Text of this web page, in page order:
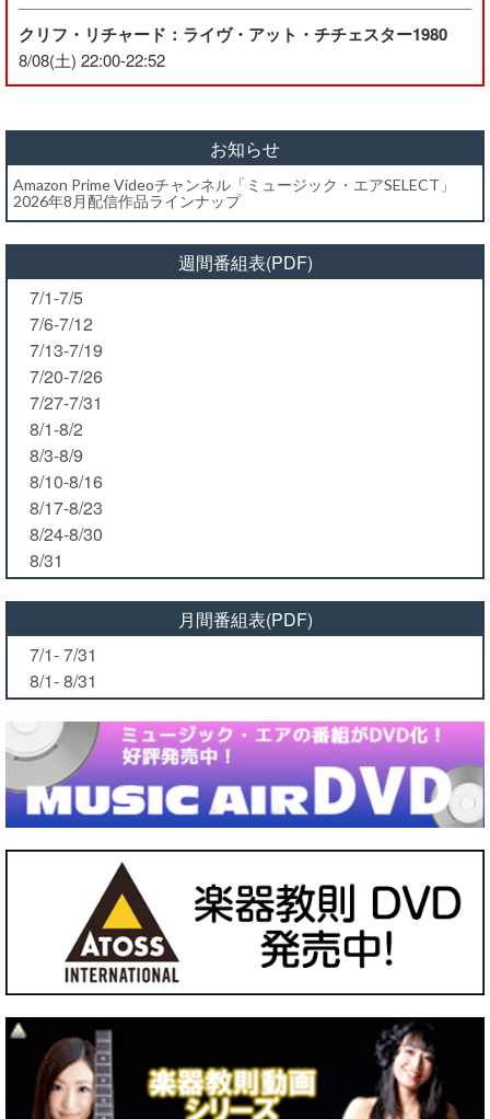
クリフ・リチャード：ライヴ・アット・チチェスター1980
8/08(土) 22:00-22:52
お知らせ
Amazon Prime Videoチャンネル「ミュージック・エアSELECT」
2026年8月配信作品ラインナップ
週間番組表(PDF)
7/1-7/5
7/6-7/12
7/13-7/19
7/20-7/26
7/27-7/31
8/1-8/2
8/3-8/9
8/10-8/16
8/17-8/23
8/24-8/30
8/31
月間番組表(PDF)
7/1- 7/31
8/1- 8/31